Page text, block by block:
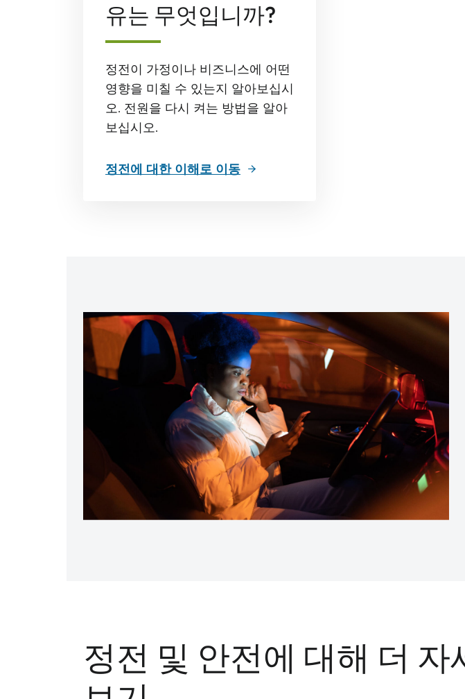
유는 무엇입니까?
정전이 가정이나 비즈니스에 어떤
영향을 미칠 수 있는지 알아보십시
오. 전원을 다시 켜는 방법을 알아
보십시오.
정전에 대한 이해로 이동
정전 및 안전에 대해 더 자